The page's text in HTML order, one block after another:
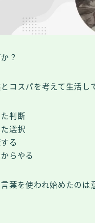
？
コスパを考えて生活し
判断
選択
る
らやる
葉を使われ始めたのは